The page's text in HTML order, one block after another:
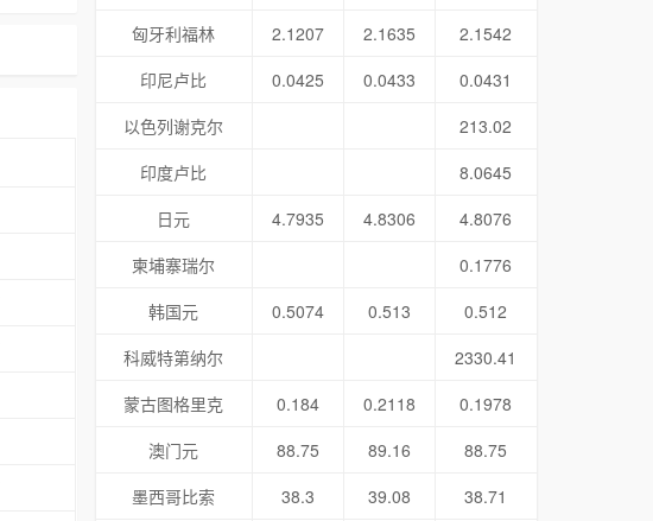
匈牙利福林
2.1207 2.1635
2.1542
印尼卢比
0.0425 0.0433
0.0431
以色列谢克尔
213.02
印度卢比
8.0645
日元
4.7935 4.8306
4.8076
柬埔寨瑞尔
0.1776
韩国元
0.5074 0.513
0.512
科威特第纳尔
2330.41
蒙古图格里克
0.184 0.2118
0.1978
澳门元
88.75 89.16
88.75
墨西哥比索
38.3 39.08
38.71